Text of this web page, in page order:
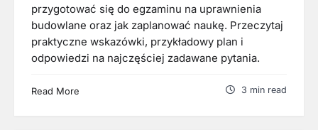
przygotować się do egzaminu na uprawnienia
budowlane oraz jak zaplanować naukę. Przeczytaj
praktyczne wskazówki, przykładowy plan i
odpowiedzi na najczęściej zadawane pytania.
Read More 3 min read